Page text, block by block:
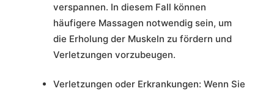
verspannen. In diesem Fall können
häufigere Massagen notwendig sein, um
die Erholung der Muskeln zu fördern und
Verletzungen vorzubeugen.
Verletzungen oder Erkrankungen: Wenn Sie